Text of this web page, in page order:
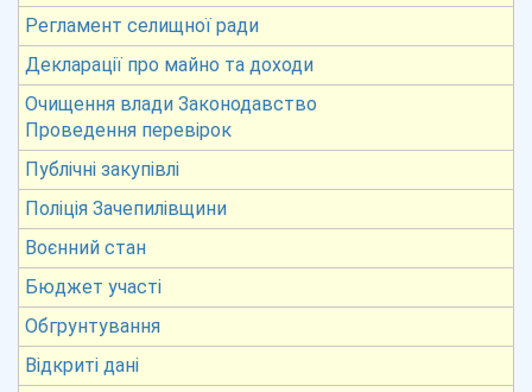
Регламент селищної ради
Декларації про майно та доходи
Очищення влади Законодавство
Проведення перевірок
Публічні закупівлі
Поліція Зачепилівщини
Воєнний стан
Бюджет участі
Обгрунтування
Відкриті дані